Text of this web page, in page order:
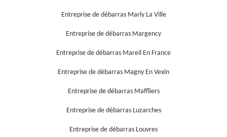
Entreprise de débarras Marly La Ville
Entreprise de débarras Margency
Entreprise de débarras Mareil En France
Entreprise de débarras Magny En Vexin
Entreprise de débarras Maffliers
Entreprise de débarras Luzarches
Entreprise de débarras Louvres